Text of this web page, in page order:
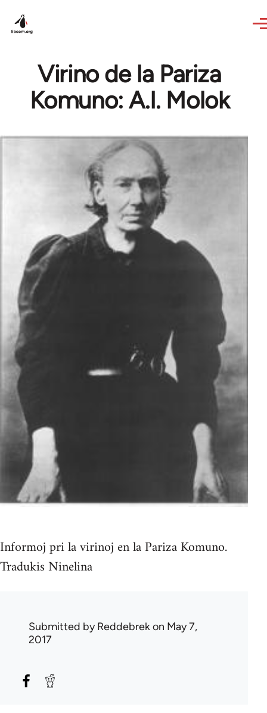
Virino de la Pariza
Komuno: A.I. Molok
Informoj pri la virinoj en la Pariza Komuno.
Tradukis Ninelina
Submitted byReddebrekon May 7,
2017